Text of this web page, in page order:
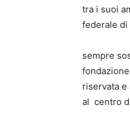
tra i suoi
federale di
sempre
riservata e
al centro